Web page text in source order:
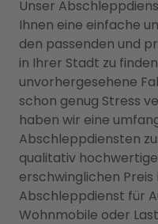
Unser
Ihnen eine einfache
den passenden und
in Ihrer Stadt zu
unvorhergesehene
schon genug Stress
haben wir eine
Abschleppdiensten
qualitativ
erschwinglichen Preis
Abschleppdienst für
Wohnmobile oder